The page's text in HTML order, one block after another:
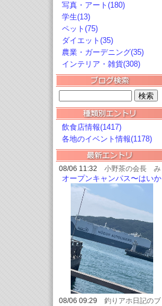
写真・アート(180)
学生(13)
ペット(75)
ダイエット(35)
農業・ガーデニング(35)
インテリア・雑貨(308)
飲食店情報(1417)
各地のイベント情報(1178)
08/06 11:32 小野茶の会長 み
どりちゃんのブログ
オープンキャンパス〜はいか
らっと！横丁で、おデート
08/06 09:29 釣りアホ日記のブ